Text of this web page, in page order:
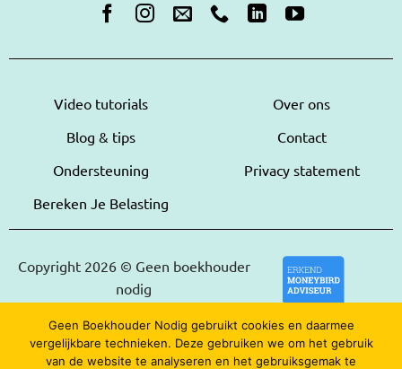
Video tutorials
Blog & tips
Ondersteuning
Bereken Je Belasting
Over ons
Contact
Privacy statement
Copyright 2026 © Geen boekhouder
nodig
Geen Boekhouder Nodig gebruikt cookies en daarmee
vergelijkbare technieken. Deze gebruiken we om het gebruik
van de website te analyseren en het gebruiksgemak te